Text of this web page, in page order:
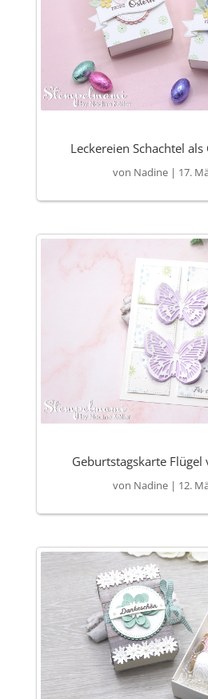
Leckereien Schachtel
von Nadine| 17.
Geburtstagskarte Flügel
von Nadine| 12.